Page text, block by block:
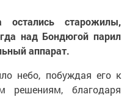
остались старожилы,
над Бондюгой парил
аппарат.
небо, побуждая его к
решениям, благодаря